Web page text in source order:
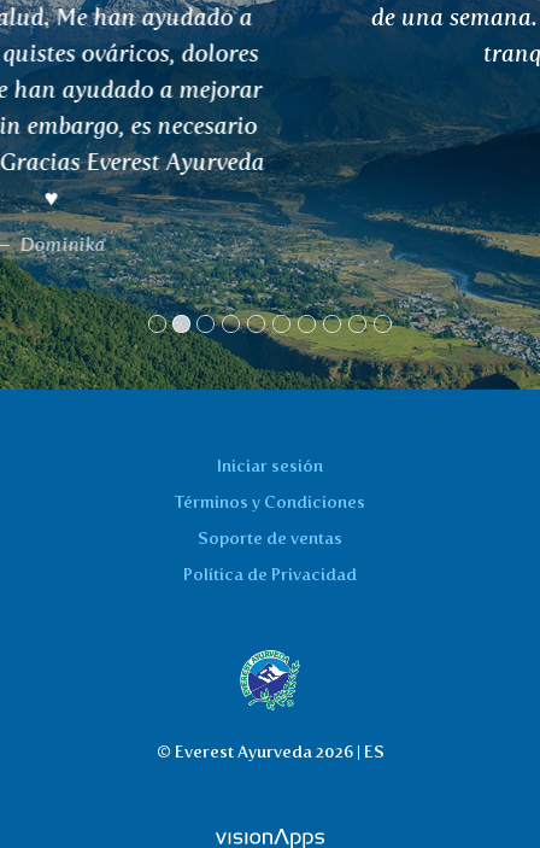
de una semana. Realmente sabe bien y me
tranquiliza. Gracias.
Laura R.
Iniciar sesión
Términos y Condiciones
Soporte de ventas
Política de Privacidad
© Everest Ayurveda 2026 | ES